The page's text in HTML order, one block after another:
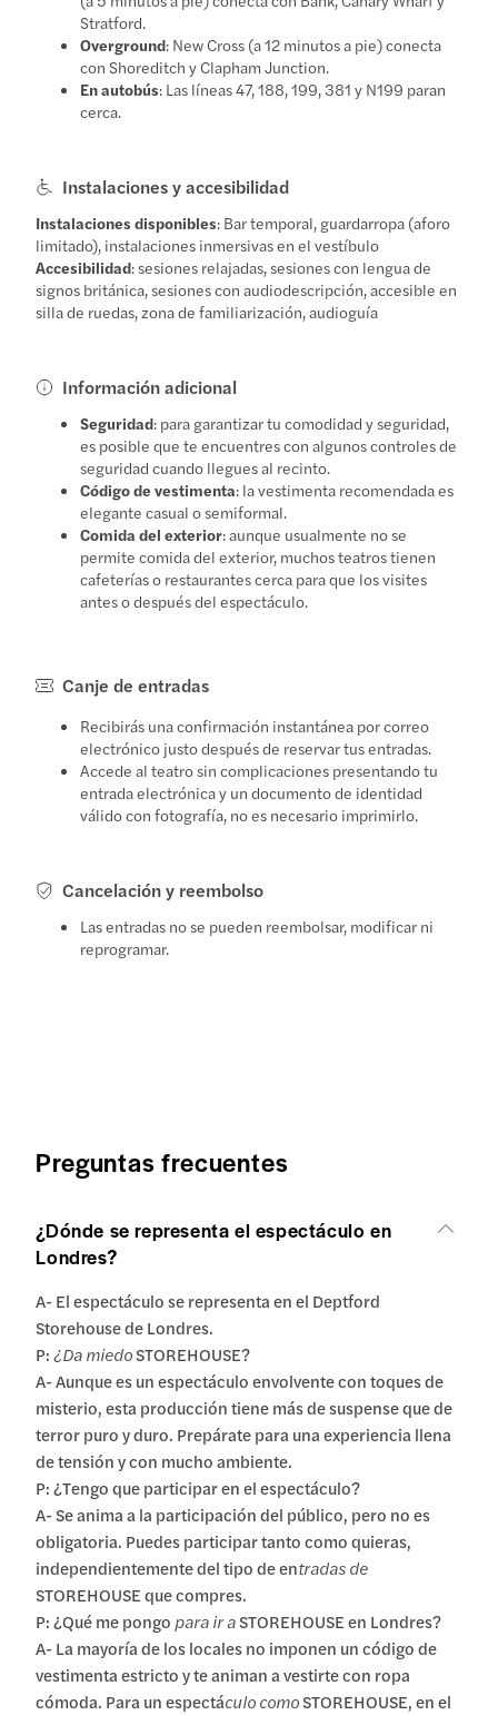
Stratford.
Overground: New Cross (a 12 minutos a pie) conecta
con Shoreditch y Clapham Junction.
En autobús: Las líneas 47, 188, 199, 381 y N199 paran
cerca.
Instalaciones y accesibilidad
Instalaciones disponibles: Bar temporal, guardarropa (aforo
limitado), instalaciones inmersivas en el vestíbulo
Accesibilidad: sesiones relajadas, sesiones con lengua de
signos británica, sesiones con audiodescripción, accesible en
silla de ruedas, zona de familiarización, audioguía
Información adicional
Seguridad: para garantizar tu comodidad y seguridad,
es posible que te encuentres con algunos controles de
seguridad cuando llegues al recinto.
Código de vestimenta: la vestimenta recomendada es
elegante casual o semiformal.
Comida del exterior: aunque usualmente no se
permite comida del exterior, muchos teatros tienen
cafeterías o restaurantes cerca para que los visites
antes o después del espectáculo.
Canje de entradas
Recibirás una confirmación instantánea por correo
electrónico justo después de reservar tus entradas.
Accede al teatro sin complicaciones presentando tu
entrada electrónica y un documento de identidad
válido con fotografía, no es necesario imprimirlo.
Cancelación y reembolso
Las entradas no se pueden reembolsar, modificar ni
reprogramar.
Preguntas frecuentes
¿Dónde se representa el espectáculo en
Londres?
A- El espectáculo se representa en el Deptford
Storehouse de Londres.
P:¿Da miedoSTOREHOUSE?
A- Aunque es un espectáculo envolvente con toques de
misterio, esta producción tiene más de suspense que de
terror puro y duro. Prepárate para una experiencia llena
de tensión y con mucho ambiente.
P: ¿Tengo que participar en el espectáculo?
A- Se anima a la participación del público, pero no es
obligatoria. Puedes participar tanto como quieras,
independientemente del tipo de entradas de
STOREHOUSE que compres.
P: ¿Qué me pongo para ir aSTOREHOUSE en Londres?
A- La mayoría de los locales no imponen un código de
vestimenta estricto y te animan a vestirte con ropa
cómoda. Para un espectáculo comoSTOREHOUSE, en el